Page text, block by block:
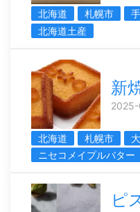
北海道 札幌市
北海道土産
新
北海道 札幌市
ニセコメイプルバター
ピ